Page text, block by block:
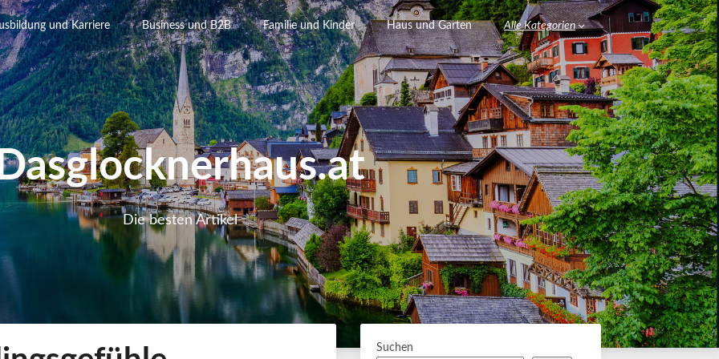
und Karriere Business und B2B Familie und Kinder Haus und Garten Alle Kategorien
Die besten Artikel
Suchen